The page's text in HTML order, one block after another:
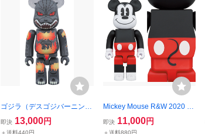
ゴジラ（デスゴジバーニング
版）100%ベアブリック/未開
封
即決 13,000円
＋送料440円
Mickey Mouse R&W 2020 ve
r. 400%ベアブリック/未使用
即決 11,000円
＋送料880円